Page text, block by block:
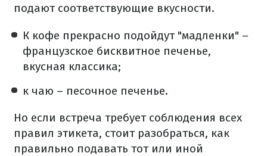
подают соответствующие вкусности.
К кофе прекрасно подойдут "мадленки" –
французское бисквитное печенье,
вкусная классика;
к чаю – песочное печенье.
Но если встреча требует соблюдения всех
правил этикета, стоит разобраться, как
правильно подавать тот или иной